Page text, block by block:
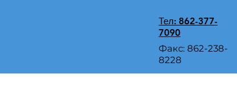
Тел: 862-377-
7090
Факс: 862-238-
8228